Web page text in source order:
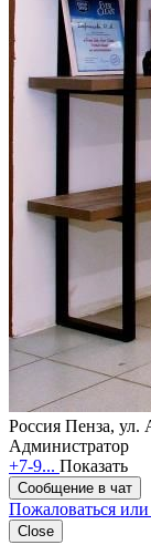
Россия Пенза, ул.
Администратор
+7-9... Показать
Сообщение в чат
Пожаловаться
Close